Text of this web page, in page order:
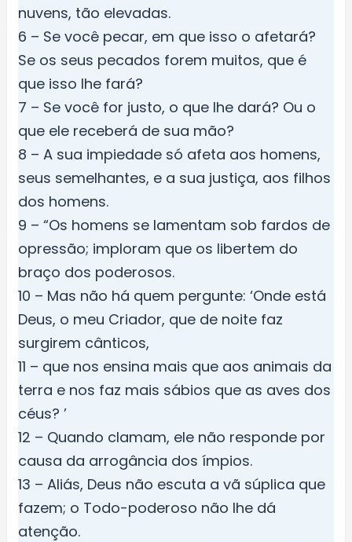
nuvens, tão elevadas.
6 – Se você pecar, em que isso o afetará?
Se os seus pecados forem muitos, que é
que isso lhe fará?
7 – Se você for justo, o que lhe dará? Ou o
que ele receberá de sua mão?
8 – A sua impiedade só afeta aos homens,
seus semelhantes, e a sua justiça, aos filhos
dos homens.
9 – “Os homens se lamentam sob fardos de
opressão; imploram que os libertem do
braço dos poderosos.
10 – Mas não há quem pergunte: ‘Onde está
Deus, o meu Criador, que de noite faz
surgirem cânticos,
11 – que nos ensina mais que aos animais da
terra e nos faz mais sábios que as aves dos
céus? ’
12 – Quando clamam, ele não responde por
causa da arrogância dos ímpios.
13 – Aliás, Deus não escuta a vã súplica que
fazem; o Todo-poderoso não lhe dá
atenção.